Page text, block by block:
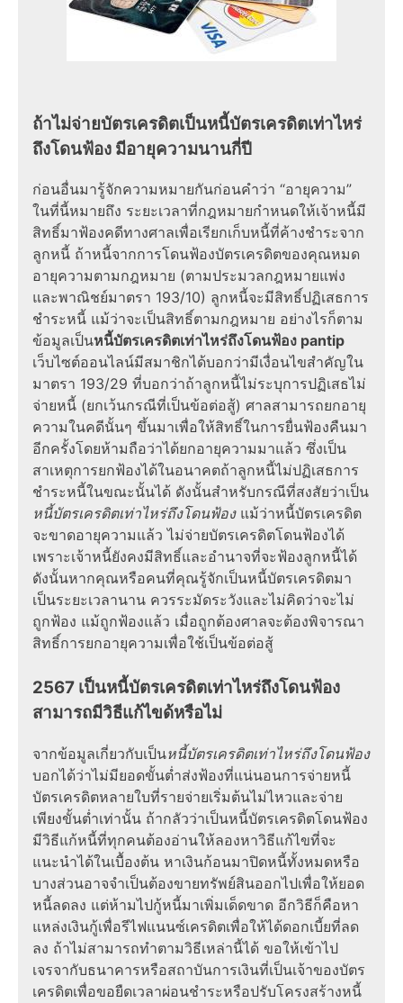
ถ้าไม่จ่ายบัตรเครดิตเป็นหนี้บัตรเครดิตเท่าไหร่
ถึงโดนฟ้อง มีอายุความนานกี่ปี
ก่อนอื่นมารู้จักความหมายกันก่อนคำว่า “อายุความ”
ในที่นี้หมายถึง ระยะเวลาที่กฎหมายกำหนดให้เจ้าหนี้มี
สิทธิ์มาฟ้องคดีทางศาลเพื่อเรียกเก็บหนี้ที่ค้างชำระจาก
ลูกหนี้ ถ้าหนี้จากการโดนฟ้องบัตรเครดิตของคุณหมด
อายุความตามกฎหมาย (ตามประมวลกฎหมายแพ่ง
และพาณิชย์มาตรา 193/10) ลูกหนี้จะมีสิทธิ์ปฏิเสธการ
ชำระหนี้ แม้ว่าจะเป็นสิทธิ์ตามกฎหมาย อย่างไรก็ตาม
ข้อมูลเป็นหนี้บัตรเครดิตเท่าไหร่ถึงโดนฟ้อง pantip
เว็บไซต์ออนไลน์มีสมาชิกได้บอกว่ามีเงื่อนไขสำคัญใน
มาตรา 193/29 ที่บอกว่าถ้าลูกหนี้ไม่ระบุการปฏิเสธไม่
จ่ายหนี้ (ยกเว้นกรณีที่เป็นข้อต่อสู้) ศาลสามารถยกอายุ
ความในคดีนั้นๆ ขึ้นมาเพื่อให้สิทธิ์ในการยื่นฟ้องคืนมา
อีกครั้งโดยห้ามถือว่าได้ยกอายุความมาแล้ว ซึ่งเป็น
สาเหตุการยกฟ้องได้ในอนาคตถ้าลูกหนี้ไม่ปฏิเสธการ
ชำระหนี้ในขณะนั้นได้ ดังนั้นสำหรับกรณีที่สงสัยว่าเป็น
หนี้บัตรเครดิตเท่าไหร่ถึงโดนฟ้องแม้ว่าหนี้บัตรเครดิต
จะขาดอายุความแล้ว ไม่จ่ายบัตรเครดิตโดนฟ้องได้
เพราะเจ้าหนี้ยังคงมีสิทธิ์และอำนาจที่จะฟ้องลูกหนี้ได้
ดังนั้นหากคุณหรือคนที่คุณรู้จักเป็นหนี้บัตรเครดิตมา
เป็นระยะเวลานาน ควรระมัดระวังและไม่คิดว่าจะไม่
ถูกฟ้อง แม้ถูกฟ้องแล้ว เมื่อถูกต้องศาลจะต้องพิจารณา
สิทธิ์การยกอายุความเพื่อใช้เป็นข้อต่อสู้
2567 เป็นหนี้บัตรเครดิตเท่าไหร่ถึงโดนฟ้อง
สามารถมีวิธีแก้ไขด้หรือไม่
จากข้อมูลเกี่ยวกับเป็นหนี้บัตรเครดิตเท่าไหร่ถึงโดนฟ้อง
บอกได้ว่าไม่มียอดขั้นต่ำส่งฟ้องที่แน่นอนการจ่ายหนี้
บัตรเครดิตหลายใบที่รายจ่ายเริ่มต้นไม่ไหวและจ่าย
เพียงขั้นต่ำเท่านั้น ถ้ากลัวว่าเป็นหนี้บัตรเครดิตโดนฟ้อง
มีวิธีแก้หนี้ที่ทุกคนต้องอ่านให้ลองหาวิธีแก้ไขที่จะ
แนะนำได้ในเบื้องต้น หาเงินก้อนมาปิดหนี้ทั้งหมดหรือ
บางส่วนอาจจำเป็นต้องขายทรัพย์สินออกไปเพื่อให้ยอด
หนี้ลดลง แต่ห้ามไปกู้หนี้มาเพิ่มเด็ดขาด อีกวิธีก็คือหา
แหล่งเงินกู้เพื่อรีไฟแนนซ์เครดิตเพื่อให้ได้ดอกเบี้ยที่ลด
ลง ถ้าไม่สามารถทำตามวิธีเหล่านี้ได้ ขอให้เข้าไป
เจรจากับธนาคารหรือสถาบันการเงินที่เป็นเจ้าของบัตร
เครดิตเพื่อขอยืดเวลาผ่อนชำระหรือปรับโครงสร้างหนี้